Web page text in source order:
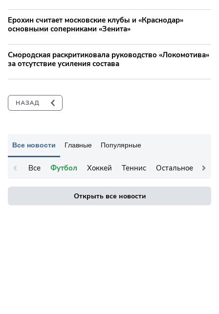
Все новости Главные Популярные
Все Футбол Хоккей Теннис Остальное
Открыть все новости
Ерохин считает московские клубы и «Краснодар»
основными соперниками «Зенита»
Смородская раскритиковала руководство «Локомотива»
за отсутствие усиления состава